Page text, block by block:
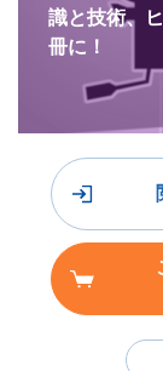
識と技術、
冊に！